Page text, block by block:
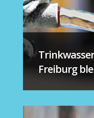
Freiburg